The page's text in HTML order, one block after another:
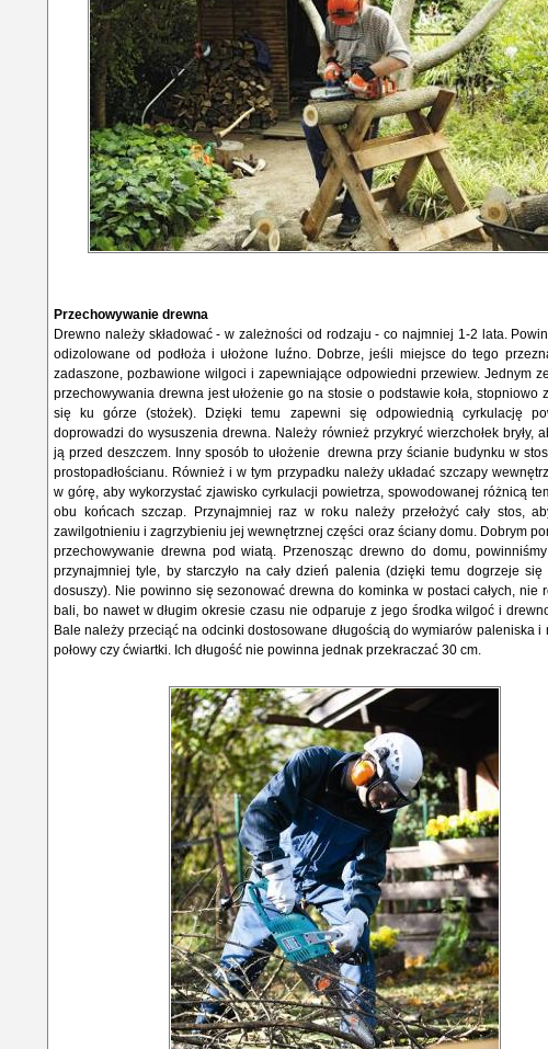
Przechowywanie drewna
Drewno należy składować - w zależności od rodzaju - co najmniej 1-2 lata.
odizolowane od podłoża i ułożone luźno. Dobrze, jeśli miejsce do tego
zadaszone, pozbawione wilgoci i zapewniające odpowiedni przewiew. Jednym
przechowywania drewna jest ułożenie go na stosie o podstawie koła, stopniowo
się ku górze (stożek). Dzięki temu zapewni się odpowiednią cyrkulację
doprowadzi do wysuszenia drewna. Należy również przykryć wierzchołek bryły,
ją przed deszczem. Inny sposób to ułożenie drewna przy ścianie budynku w stos
prostopadłościanu. Również i w tym przypadku należy układać szczapy
w górę, aby wykorzystać zjawisko cyrkulacji powietrza, spowodowanej różnicą
obu końcach szczap. Przynajmniej raz w roku należy przełożyć cały stos,
zawilgotnieniu i zagrzybieniu jej wewnętrznej części oraz ściany domu. Dobrym
przechowywanie drewna pod wiatą. Przenosząc drewno do domu,
przynajmniej tyle, by starczyło na cały dzień palenia (dzięki temu dogrzeje
dosuszy). Nie powinno się sezonować drewna do kominka w postaci całych, nie
bali, bo nawet w długim okresie czasu nie odparuje z jego środka wilgoć i
Bale należy przeciąć na odcinki dostosowane długością do wymiarów paleniska i
połowy czy ćwiartki. Ich długość nie powinna jednak przekraczać 30 cm.